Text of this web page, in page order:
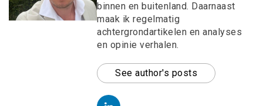
binnen en buitenland. Daarnaast
maak ik regelmatig
achtergrondartikelen en analyses
en opinie verhalen.
See author's posts